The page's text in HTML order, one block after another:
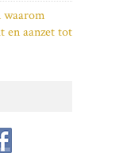
waarom
en aanzet tot